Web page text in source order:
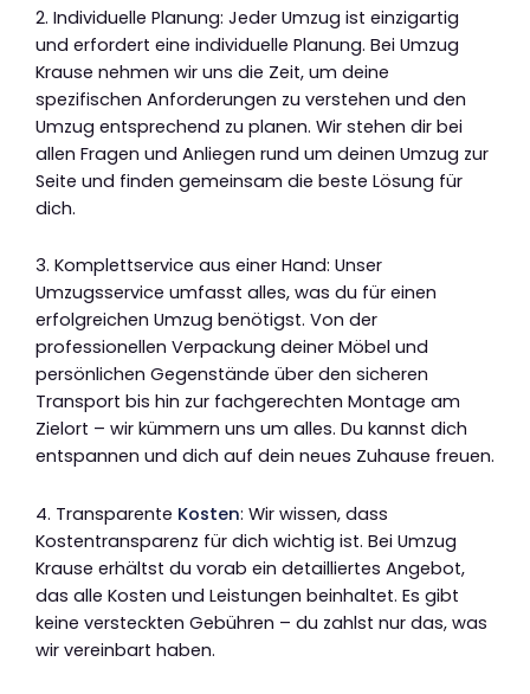
2. Individuelle Planung: Jeder Umzug ist einzigartig
und erfordert eine individuelle Planung. Bei Umzug
Krause nehmen wir uns die Zeit, um deine
spezifischen Anforderungen zu verstehen und den
Umzug entsprechend zu planen. Wir stehen dir bei
allen Fragen und Anliegen rund um deinen Umzug zur
Seite und finden gemeinsam die beste Lösung für
dich.
3. Komplettservice aus einer Hand: Unser
Umzugsservice umfasst alles, was du für einen
erfolgreichen Umzug benötigst. Von der
professionellen Verpackung deiner Möbel und
persönlichen Gegenstände über den sicheren
Transport bis hin zur fachgerechten Montage am
Zielort – wir kümmern uns um alles. Du kannst dich
entspannen und dich auf dein neues Zuhause freuen.
4. Transparente Kosten: Wir wissen, dass
Kostentransparenz für dich wichtig ist. Bei Umzug
Krause erhältst du vorab ein detailliertes Angebot,
das alle Kosten und Leistungen beinhaltet. Es gibt
keine versteckten Gebühren – du zahlst nur das, was
wir vereinbart haben.